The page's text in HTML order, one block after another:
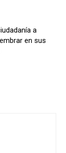
a
en sus